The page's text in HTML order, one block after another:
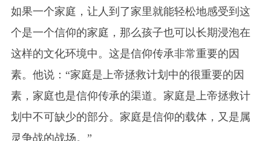
如果一个家庭，让人到了家里就能轻松地感受到这
个是一个信仰的家庭，那么孩子也可以长期浸泡在
这样的文化环境中。这是信仰传承非常重要的因
素。他说：“家庭是上帝拯救计划中的很重要的因
素，家庭也是信仰传承的渠道。家庭是上帝拯救计
划中不可缺少的部分。家庭是信仰的载体，又是属
灵争战的战场。”